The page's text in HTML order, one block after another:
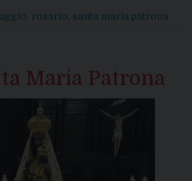
rosario santa maria patrona
Maria Patrona